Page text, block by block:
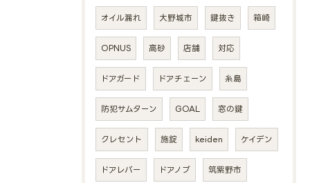
オイル漏れ 大野城市 鍵抜き 箱崎
OPNUS 高砂 店舗 対応
ドアガード ドアチェーン 糸島
防犯サムターン GOAL 窓の鍵
クレセント 施錠 keiden ケイデン
ドアレバー ドアノブ 筑紫野市